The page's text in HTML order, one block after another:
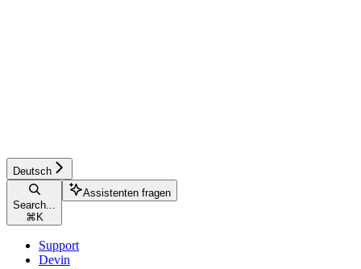
Deutsch
Search...
⌘ K
Assistenten fragen
Support
Devin